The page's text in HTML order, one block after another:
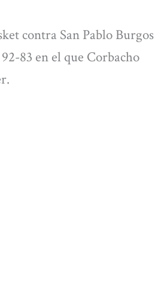
contra San Pablo Burgos
83 en el que Corbacho